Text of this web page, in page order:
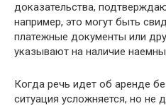
доказательства,
например, это могут быть
платежные документы или
указывают на наличие
Когда речь идет об аренде
ситуация усложняется, но не